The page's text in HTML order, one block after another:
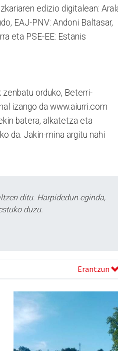
edizio digitalean:
EAJ-PNV: Andoni Baltasar,
eta PSE-EE: Estanis
orduko, Beterri-
izango da www.aiurri.com
batera, alkatetza eta
da. Jakin-mina argitu nahi
ditu. Harpidedun eginda,
duzu.
Erantzun